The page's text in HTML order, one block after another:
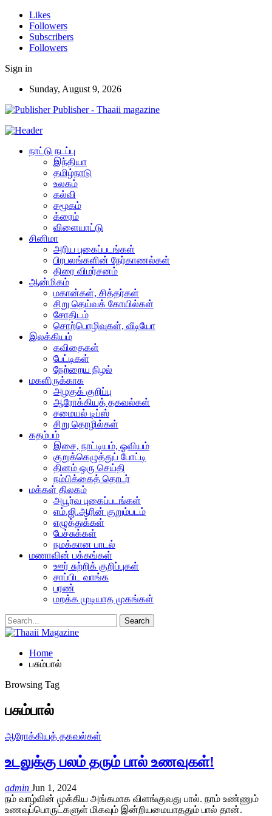
Likes
Followers
Subscribers
Followers
Sign in
Sunday, August 9, 2026
Publisher - Thaaii magazine
நாட்டு நடப்பு
இந்தியா
தமிழ்நாடு
உலகம்
கல்வி
சமூகம்
க்ரைம்
விளையாட்டு
சினிமா
அரிய புகைப்படங்கள்
பிரபலங்களின் நேர்காணல்கள்
திரை விமர்சனம்
ஆன்மிகம்
மகான்கள், சித்தர்கள்
சிறு தெய்வக் கோயில்கள்
சோதிடம்
சொற்பொழிவுகள், வீடியோ
இலக்கியம்
கவிதைகள்
பேட்டிகள்
நேற்றைய நிழல்
மகளிருக்காக
அழகுக் குறிப்பு
ஆரோக்கியத் தகவல்கள்
சமையல் டிப்ஸ்
சிறு தொழில்கள்
கதம்பம்
இசை, நாட்டியம், ஓவியம்
குறுக்கெழுத்துப் போட்டி
தினம் ஒரு செய்தி
நம்பிக்கைத் தொடர்
மக்கள் திலகம்
அபூர்வ புகைப்படங்கள்
எம்.ஜி.ஆரின் குறும்படம்
எழுத்துக்கள்
பேச்சுக்கள்
நமக்கான பாடல்
மணாவின் பக்கங்கள்
ஊர் சுற்றிக் குறிப்புகள்
சாப்பிட வாங்க
பரண்
மறக்க முடியாத முகங்கள்
Home
பசும்பால்
Browsing Tag
பசும்பால்
ஆரோக்கியத் தகவல்கள்
உடலுக்கு பலம் தரும் பால் உணவுகள்!
admin Jun 1, 2024
நம் வாழ்வின் முக்கிய அங்கமாக விளங்குவது பால். நாம் உண்ணும்
உணவுப்பொருட்களுள் மிகவும் இன்றியமையாததும் பால் தான்.